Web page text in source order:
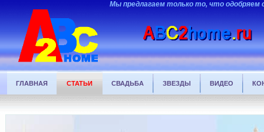
Мы предлагаем только то, что одобряем
ГЛАВНАЯ СТАТЬИ СВАДЬБА ЗВЕЗДЫ ВИДЕО